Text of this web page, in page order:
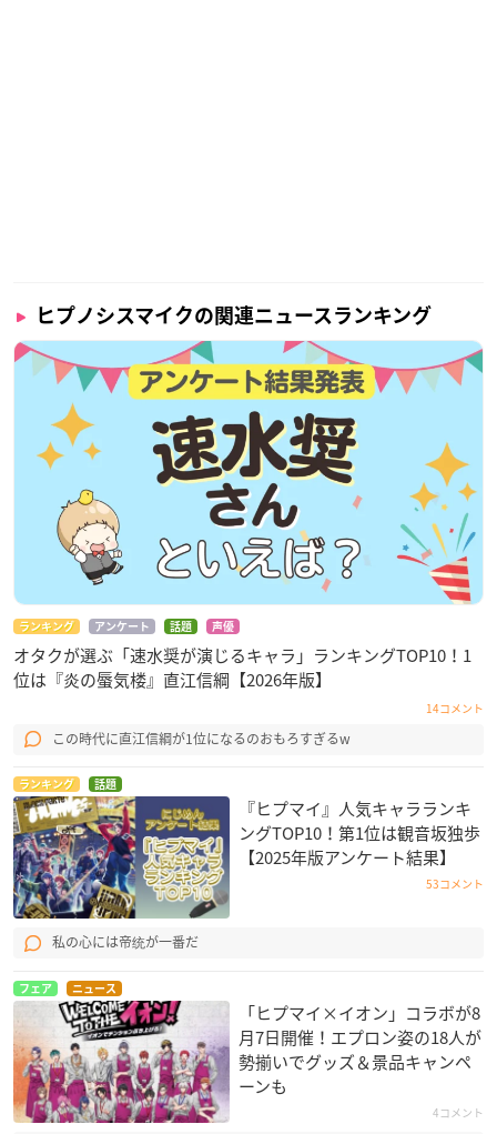
2021年2月21日(日) 19:00～
開場：18:30〜
開演：19:00〜
【購入期間】
2021年2月28日(日) 23:59まで
【価格】
3,400コイン(税込4,080円相当)
【見逃し配信期間】
2021年2月28日(日)23:59まで
【出演者】
Fling Posse(白井悠介、斉藤壮馬、野津山幸宏),MAD TRIGGER C
【視聴＆購入URL】
ABEMA
通し券
【配信日程】
上記3公演すべてご視聴いただけます
【購入期間】
2021年1月29日(金) 23:59まで
【価格】
10,000コイン(税込12,000円相当)
ヒプノシスマイクの関連ニュースランキング
ランキング アンケート 話題 声優
オタクが選ぶ「速水奨が演じるキャラ」ランキングTOP10！1
位は『炎の蜃気楼』直江信綱【2026年版】
14コメント
この時代に直江信綱が1位になるのおもろすぎるw
ランキング 話題
『ヒプマイ』人気キャラランキ
ングTOP10！第1位は観音坂独歩
【2025年版アンケート結果】
53コメント
私の心には帝统が一番だ
フェア ニュース
「ヒプマイ×イオン」コラボが8
月7日開催！エプロン姿の18人が
勢揃いでグッズ＆景品キャンペ
ーンも
4コメント